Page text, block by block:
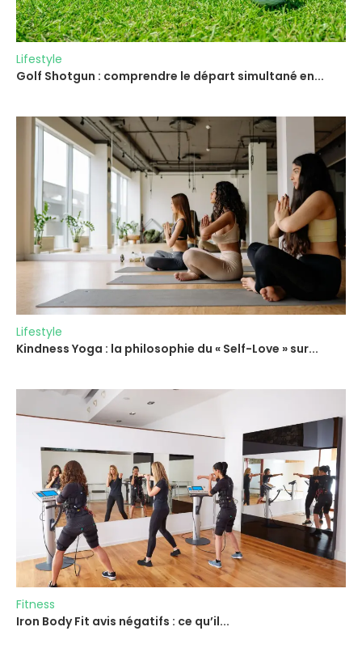
Lifestyle
Golf Shotgun : comprendre le départ simultané en...
Lifestyle
Kindness Yoga : la philosophie du « Self-Love » sur...
Fitness
Iron Body Fit avis négatifs : ce qu’il...